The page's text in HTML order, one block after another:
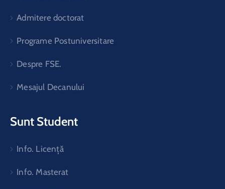
Admitere doctorat
Programe Postuniversitare
Despre FSE.
Mesajul Decanului
Sunt Student
Info. Licență
Info. Masterat